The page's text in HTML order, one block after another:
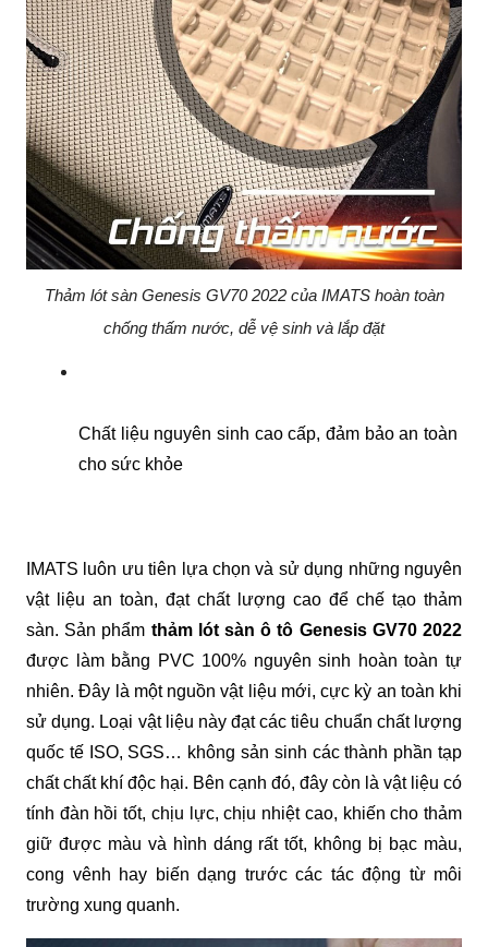
Thảm lót sàn Genesis GV70 2022 của IMATS hoàn toàn
chống thấm nước, dễ vệ sinh và lắp đặt
Chất liệu nguyên sinh cao cấp, đảm bảo an toàn
cho sức khỏe
IMATS luôn ưu tiên lựa chọn và sử dụng những nguyên
vật liệu an toàn, đạt chất lượng cao để chế tạo thảm
sàn. Sản phẩm thảm lót sàn ô tô Genesis GV70 2022
được làm bằng PVC 100% nguyên sinh hoàn toàn tự
nhiên. Đây là một nguồn vật liệu mới, cực kỳ an toàn khi
sử dụng. Loại vật liệu này đạt các tiêu chuẩn chất lượng
quốc tế ISO, SGS… không sản sinh các thành phần tạp
chất chất khí độc hại. Bên cạnh đó, đây còn là vật liệu có
tính đàn hồi tốt, chịu lực, chịu nhiệt cao, khiến cho thảm
giữ được màu và hình dáng rất tốt, không bị bạc màu,
cong vênh hay biến dạng trước các tác động từ môi
trường xung quanh.